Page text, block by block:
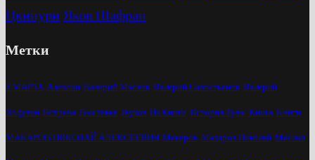
Цкипури Яков Шафран
Метки
8 МАРТА Алексин Валерий Маслов Валерий Савостьянов Валерий
Ходулин Встреча Выставка Жуков Из Книги История Тулы Книга Книги
МАКАРОВ НИКОЛАЙ АЛЕКСЕЕВИЧ Макаров Макаров Николай Маслов